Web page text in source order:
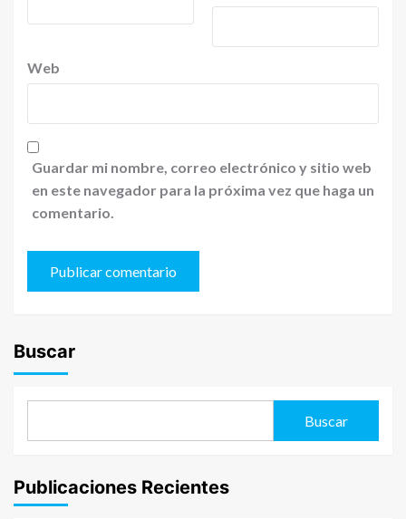
Web
Guardar mi nombre, correo electrónico y sitio web
en este navegador para la próxima vez que haga un
comentario.
Buscar
Buscar
Publicaciones Recientes